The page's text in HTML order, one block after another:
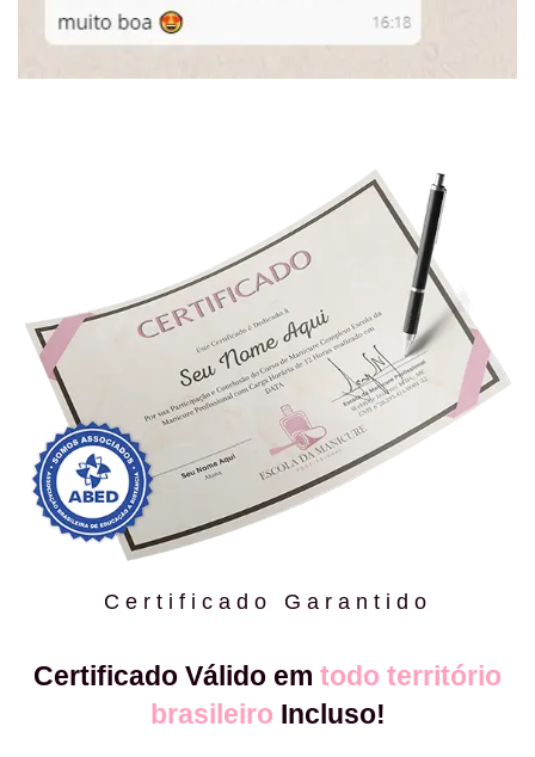
Certificado Garantido
Certificado Válido em todo território
brasileiro Incluso!